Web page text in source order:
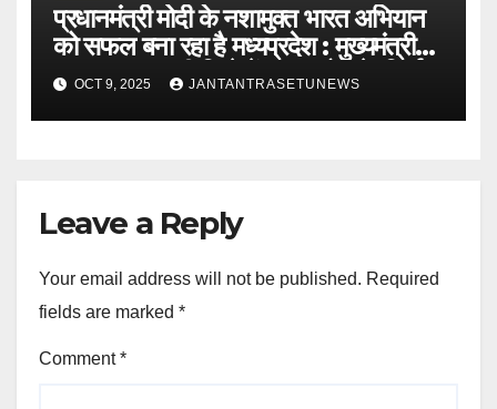
प्रधानमंत्री मोदी के नशामुक्त भारत अभियान
को सफल बना रहा है मध्यप्रदेश : मुख्यमंत्री
डॉ. यादवबड़वानी जिले में 60 करोड़ के निर्माण
कार्यों का वर्चुअली किया लोकार्पण और
शिलान्यास
OCT 9, 2025 JANTANTRASETUNEWS
Leave a Reply
Your email address will not be published. Required
fields are marked *
Comment*